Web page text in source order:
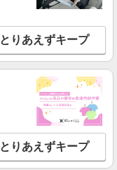
とりあえずキープ
とりあえずキープ